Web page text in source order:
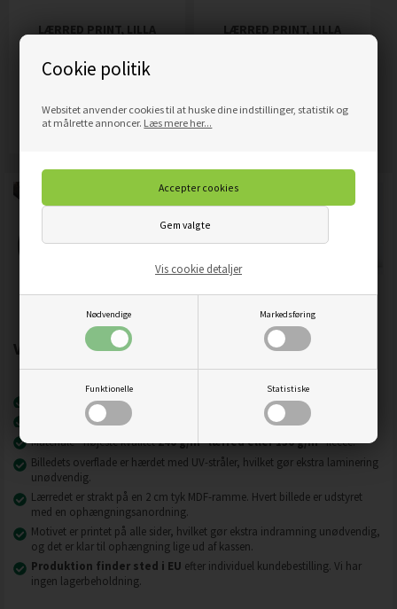
Cookie politik
Websitet anvender cookies til at huske dine indstillinger, statistik og
at målrette annoncer. Læs mere her...
Nødvendige Markedsføring
Funktionelle Statistiske
Vis cookie detaljer
LÆRRED PRINT, LILLA
HÅNDMALET
Mere info
LÆRRED PRINT, LILLA
Vigtigste produktegenskaber:
Nyeste printteknologi
Billeder på lærred er modstandsdygtige over for slid, ridser og snavs.
Materiale - højeste kvalitet240 g/m lærred eller 130 g/m fleece.
Billedets overflade er hærdet med UV-stråler, hvilket gør ekstra laminering
unødvendig.
Lærredet er strakt på en 2 cm tyk MDF-ramme. Hvert billede er udstyret
med en ophængningsanordning.
Motivet er printet på alle sider, hvilket gør ekstra indramning unødvendig,
og det er klar til ophængning lige ud af kassen.
Produktion finder sted i EU efter individuel kundebestilling. Vi har
ingen lagerbeholdning.